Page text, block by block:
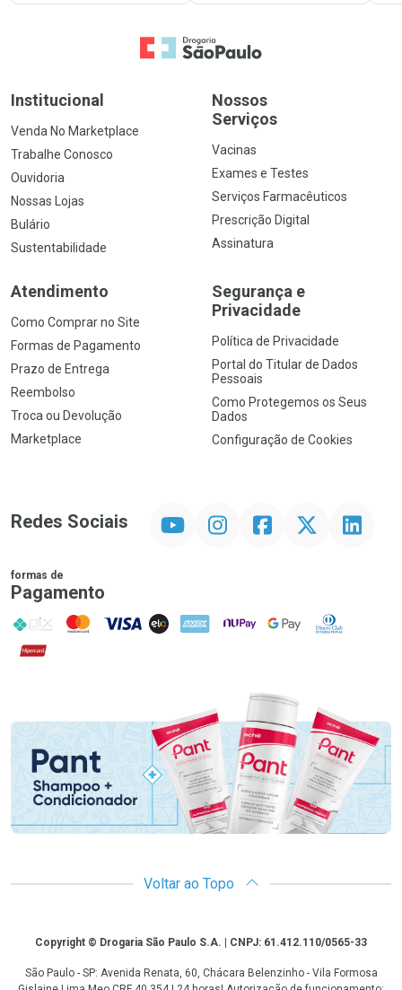
Ir para a Home
Institucional
Venda No Marketplace
Trabalhe Conosco
Ouvidoria
Nossas Lojas
Bulário
Sustentabilidade
Nossos
Serviços
Vacinas
Exames e Testes
Serviços Farmacêuticos
Prescrição Digital
Assinatura
Atendimento
Como Comprar no Site
Formas de Pagamento
Prazo de Entrega
Reembolso
Troca ou Devolução
Marketplace
Segurança e
Privacidade
Política de Privacidade
Portal do Titular de Dados
Pessoais
Como Protegemos os Seus
Dados
Configuração de Cookies
Redes Sociais InstagramFacebookTwitter Linkedin
formas de
Pagamento
PIX MasterCard
VISA ELO AMEX NuPay Google PayDiners Club
Hipercard
Promoção em Destaque
Voltar ao Topo
CopyrightCopyright © Drogaria São Paulo S.A. | CNPJ: 61.412.110/0565-33
São Paulo - SP: Avenida Renata, 60, Chácara Belenzinho - Vila Formosa